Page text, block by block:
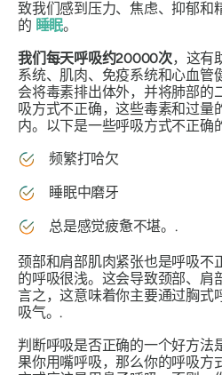
致我们感到压力、焦虑、抑郁和
的 睡眠。
我们每天呼吸约20000次，这有
系统、肌肉、免疫系统和心血管
会将毒素排出体外，并将肺部的
吸方式不正确，这些毒素和过量
内。以下是一些呼吸方式不正确
频繁打哈欠
睡眠中磨牙
总是感觉疲惫不堪。.
颈部和肩部肌肉紧张也是呼吸不
的呼吸很浅。这会导致颈部、肩
言之，这意味着你主要通过胸式
吸气。.
判断呼吸是否正确的一个好方法
果你用嘴呼吸，那么你的呼吸方